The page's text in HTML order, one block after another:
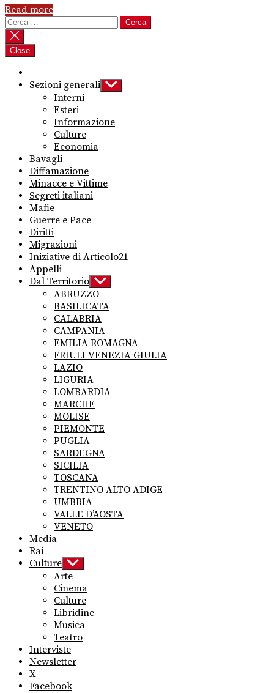
Read more
Ricerca
per:
Close
Sezioni generali Show
sub
Interni
Esteri
Informazione
Culture
Economia
Bavagli
Diffamazione
Minacce e Vittime
Segreti italiani
Mafie
Guerre e Pace
Diritti
Migrazioni
Iniziative di Articolo21
Appelli
Dal Territorio Show
sub
menu
ABRUZZO
BASILICATA
CALABRIA
CAMPANIA
EMILIA ROMAGNA
FRIULI VENEZIA GIULIA
LAZIO
LIGURIA
LOMBARDIA
MARCHE
MOLISE
PIEMONTE
PUGLIA
SARDEGNA
SICILIA
TOSCANA
TRENTINO ALTO ADIGE
UMBRIA
VALLE D’AOSTA
VENETO
Media
Rai
Culture Show
sub
menu
Arte
Cinema
Culture
Libridine
Musica
Teatro
Interviste
Newsletter
X
Facebook